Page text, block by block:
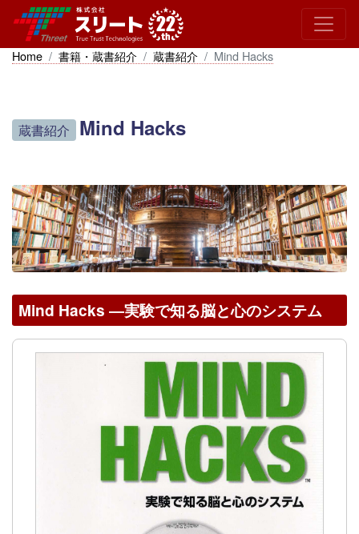
Home 書籍・蔵書紹介 蔵書紹介 Mind Hacks
蔵書紹介 Mind Hacks
Mind Hacks ―実験で知る脳と心のシステム